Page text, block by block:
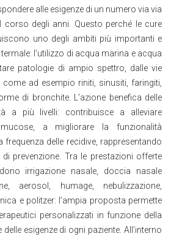
n
alle esigenze di un numero via via
corso degli anni. Questo perché le cure
uno degli ambiti più importanti e
l’utilizzo di acqua marina e acqua
patologie di ampio spettro, dalle vie
come ad esempio riniti, sinusiti, faringiti,
di bronchite. L’azione benefica delle
a più livelli: contribuisce a alleviare
mucose, a migliorare la funzionalità
frequenza delle recidive, rappresentando
di prevenzione. Tra le prestazioni offerte
irrigazione nasale, doccia nasale
aerosol, humage, nebulizzazione,
e politzer: l’ampia proposta permette
personalizzati in funzione della
esigenze di ogni paziente. All’interno